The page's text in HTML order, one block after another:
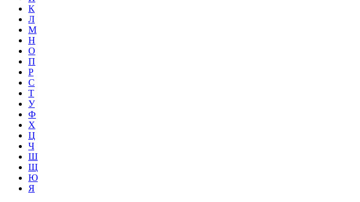
К
Л
М
Н
О
П
Р
С
Т
У
Ф
Х
Ц
Ч
Ш
Щ
Ю
Я